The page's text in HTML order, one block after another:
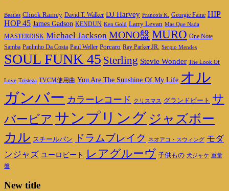
Beatles Chuck Rainey David T. Walker DJ Harvey Francois K. Georgie Fame HIP
HOP 45 James Gadson KENDUN Ken Gold Larry Levan Mas Que Nada
MASTERDISK Michael Jackson MONO盤 MURO One Note
Samba Paulinho Da Costa Paul Weller Porcaro Ray Parker JR. Sergio Mendes
SOUL FUNK 45 Sterling Stevie Wonder The Look Of
Love Tristeza TVCM使用曲 You Are The Sunshine Of My Life オル
ガンバー カラーレコード クリスマス グランドビート サ
バービア サンプリング ジャズボー
カル スチールパン ドラムブレイク ネオアコ・スウィング モダ
ンジャズ ユーロビート レアグルーヴ 子供もの 犬ジャケ 重量
盤
New title